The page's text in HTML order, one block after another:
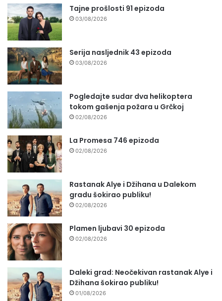
Tajne prošlosti 91 epizoda
03/08/2026
Serija nasljednik 43 epizoda
03/08/2026
Pogledajte sudar dva helikoptera
tokom gašenja požara u Grčkoj
02/08/2026
La Promesa 746 epizoda
02/08/2026
Rastanak Alye i Džihana u Dalekom
gradu šokirao publiku!
02/08/2026
Plamen ljubavi 30 epizoda
02/08/2026
Daleki grad: Neočekivan rastanak Alye i
Džihana šokirao publiku!
01/08/2026